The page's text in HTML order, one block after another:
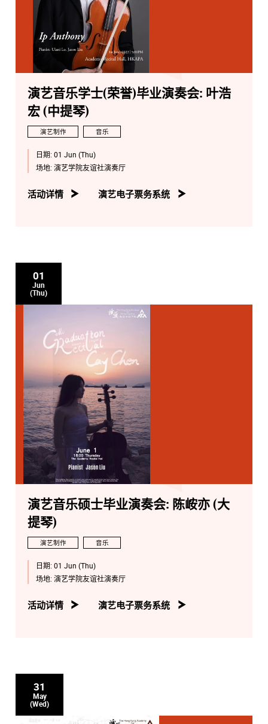
演艺音乐学士(荣誉)毕业演奏会: 叶浩
宏 (中提琴)
演艺制作 音乐
日期: 01 Jun (Thu)
场地: 演艺学院友谊社演奏厅
活动详情 演艺电子票务系统
01
Jun
(Thu)
演艺音乐硕士毕业演奏会: 陈峖亦 (大
提琴)
演艺制作 音乐
日期: 01 Jun (Thu)
场地: 演艺学院友谊社演奏厅
活动详情 演艺电子票务系统
31
May
(Wed)